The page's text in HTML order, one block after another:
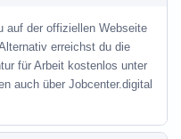
auf der offiziellen Webseite
erreichst du die
für Arbeit kostenlos unter
auch über Jobcenter.digital